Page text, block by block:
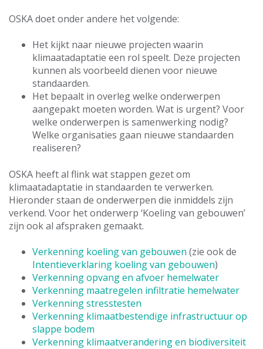
OSKA doet onder andere het volgende:
Het kijkt naar nieuwe projecten waarin
klimaatadaptatie een rol speelt. Deze projecten
kunnen als voorbeeld dienen voor nieuwe
standaarden.
Het bepaalt in overleg welke onderwerpen
aangepakt moeten worden. Wat is urgent? Voor
welke onderwerpen is samenwerking nodig?
Welke organisaties gaan nieuwe standaarden
realiseren?
OSKA heeft al flink wat stappen gezet om
klimaatadaptatie in standaarden te verwerken.
Hieronder staan de onderwerpen die inmiddels zijn
verkend. Voor het onderwerp ‘Koeling van gebouwen’
zijn ook al afspraken gemaakt.
Verkenning koeling van gebouwen (zie ook de
Intentieverklaring koeling van gebouwen)
Verkenning opvang en afvoer hemelwater
Verkenning maatregelen infiltratie hemelwater
Verkenning stresstesten
Verkenning klimaatbestendige infrastructuur op
slappe bodem
Verkenning klimaatverandering en biodiversiteit